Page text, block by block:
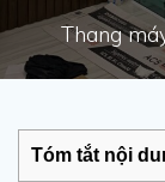
Thang
Tóm tắt nội